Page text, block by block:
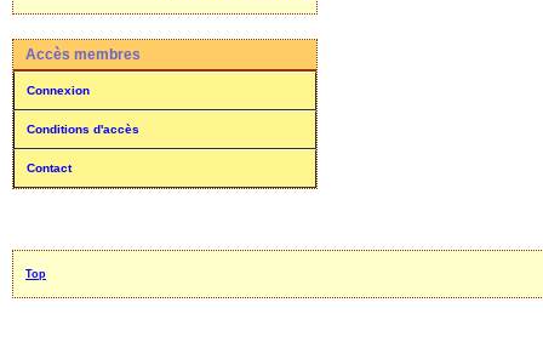
Accès membres
Connexion
Conditions d'accès
Contact
Top